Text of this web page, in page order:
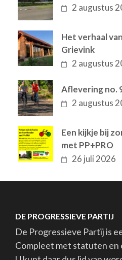
2 augustus
Het verhaal
Grievink
2 augustus
Aflevering no.
2 augustus
Een kijkje bij
met PP+PRO
26 juli 2026
DE PROGRESSIEVE PARTIJ
De Progressieve Partij is
Compleet met statuten en